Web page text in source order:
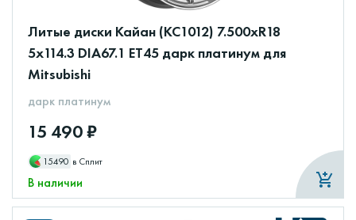
Литые диски Кайан (КС1012) 7.500xR18
5x114.3 DIA67.1 ET45 дарк платинум для
Mitsubishi
дарк платинум
15 490 ₽
15490 в Сплит
В наличии